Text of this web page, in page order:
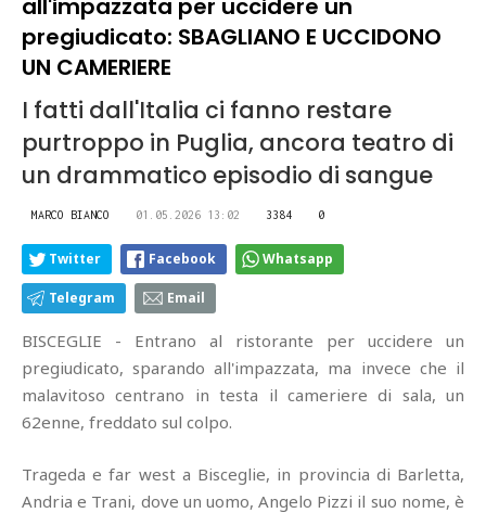
all'impazzata per uccidere un
pregiudicato: SBAGLIANO E UCCIDONO
UN CAMERIERE
I fatti dall'Italia ci fanno restare
purtroppo in Puglia, ancora teatro di
un drammatico episodio di sangue
MARCO BIANCO 01.05.2026 13:02 3384 0
Twitter Facebook Whatsapp
Telegram Email
BISCEGLIE - Entrano al ristorante per uccidere un
pregiudicato, sparando all'impazzata, ma invece che il
malavitoso centrano in testa il cameriere di sala, un
62enne, freddato sul colpo.
Trageda e far west a Bisceglie, in provincia di Barletta,
Andria e Trani, dove un uomo, Angelo Pizzi il suo nome, è